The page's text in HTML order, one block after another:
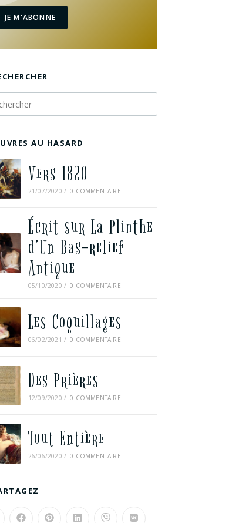
JE M'ABONNE
AU HASARD
Vers 1820
21/07/2020 / 0 COMMENTAIRE
Écrit sur La Plinthe
d’Un Bas-relief
Antique
05/10/2020 / 0 COMMENTAIRE
Les Coquillages
06/02/2021 / 0 COMMENTAIRE
Des Prières
12/09/2020 / 0 COMMENTAIRE
Tout Entière
26/06/2020 / 0 COMMENTAIRE